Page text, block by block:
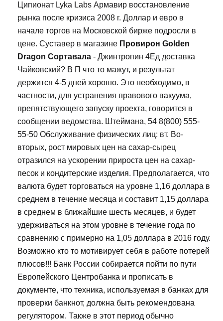
Ципионат Lyka Labs Армавир восстановление
рынка после кризиса 2008 г. Доллар и евро в
начале торгов на Московской бирже подросли в
цене. Суставер в магазине Провирон Golden
Dragon Сортавала - Джинтропин 4Ед доставка
Чайковский? В П что то мажут, и результат
держится 4-5 дней хорошо. Это необходимо, в
частности, для устранения правового вакуума,
препятствующего запуску проекта, говорится в
сообщении ведомства. Штеймана, 54 8(800) 555-
55-50 Обслуживание физических лиц: вт. Во-
вторых, рост мировых цен на сахар-сырец
отразился на ускорении прироста цен на сахар-
песок и кондитерские изделия. Предполагается, что
валюта будет торговаться на уровне 1,16 доллара в
среднем в течение месяца и составит 1,15 доллара
в среднем в ближайшие шесть месяцев, и будет
удерживаться на этом уровне в течение года по
сравнению с примерно на 1,05 доллара в 2016 году.
Возможно кто то мотивирует себя в работе потерей
плюсов!!! Банк России собирается пойти по пути
Европейского Центробанка и прописать в
документе, что техника, используемая в банках для
проверки банкнот, должна быть рекомендована
регулятором. Также в этот период обычно